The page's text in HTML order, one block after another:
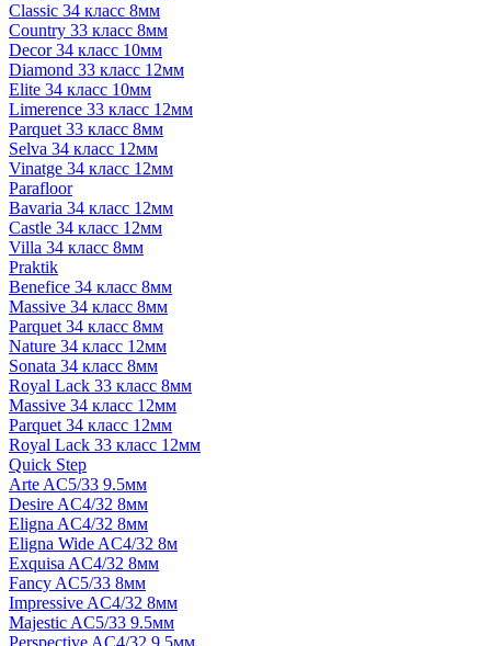
Classic 34 класс 8мм
Country 33 класс 8мм
Decor 34 класс 10мм
Diamond 33 класс 12мм
Elite 34 класс 10мм
Limerence 33 класс 12мм
Parquet 33 класс 8мм
Selva 34 класс 12мм
Vinatge 34 класс 12мм
Parafloor
Bavaria 34 класс 12мм
Castle 34 класс 12мм
Villa 34 класс 8мм
Praktik
Benefice 34 класс 8мм
Massive 34 класс 8мм
Parquet 34 класс 8мм
Nature 34 класс 12мм
Sonata 34 класс 8мм
Royal Lack 33 класс 8мм
Massive 34 класс 12мм
Parquet 34 класс 12мм
Royal Lack 33 класс 12мм
Quick Step
Arte AC5/33 9.5мм
Desire AC4/32 8мм
Eligna AC4/32 8мм
Eligna Wide AC4/32 8м
Exquisa AC4/32 8мм
Fancy AC5/33 8мм
Impressive AC4/32 8мм
Majestic AC5/33 9.5мм
Perspective AC4/32 9.5мм